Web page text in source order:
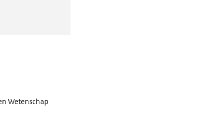
Wetenschap